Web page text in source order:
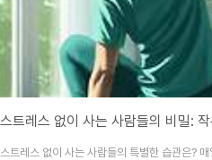
스트레스 없이 사는 사람들의 비밀:
스트레스 없이 사는 사람들의 특별한 습관은?